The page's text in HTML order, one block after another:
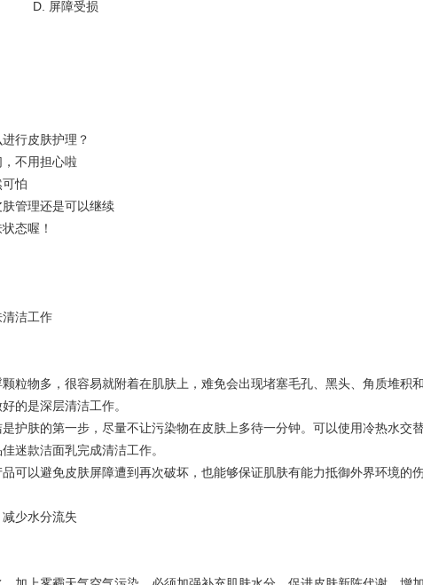
D. 屏障受损
行皮肤护理？
不用担心啦
怕
管理还是可以继续
态喔！
洁工作
粒物多，很容易就附着在肌肤上，难免会出现堵塞毛孔、黑头、角质堆积
的是深层清洁工作。
护肤的第一步，尽量不让污染物在皮肤上多待一分钟。可以使用冷热水交
迷款洁面乳完成清洁工作。
可以避免皮肤屏障遭到再次破坏，也能够保证肌肤有能力抵御外界环境的伤
少水分流失